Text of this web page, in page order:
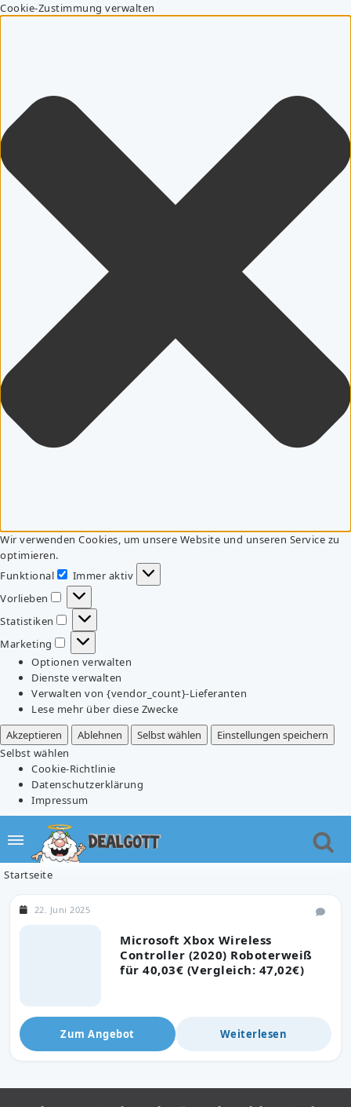
Cookie-Zustimmung verwalten
Wir verwenden Cookies, um unsere Website und unseren Service zu
optimieren.
Funktional
Funktional
Immer aktiv
Vorlieben
Vorlieben
Statistiken
Statistiken
Marketing
Marketing
Optionen verwalten
Dienste verwalten
Verwalten von {vendor_count}-Lieferanten
Lese mehr über diese Zwecke
Akzeptieren
Ablehnen Selbst wählen
Einstellungen speichern
Selbst wählen
Cookie-Richtlinie
Datenschutzerklärung
Impressum
Startseite
Microsoft Xbox Wireless
Controller (2020) Roboterweiß
für 40,03€ (Vergleich: 47,02€)
22. Juni 2025
Zum Angebot Weiterlesen